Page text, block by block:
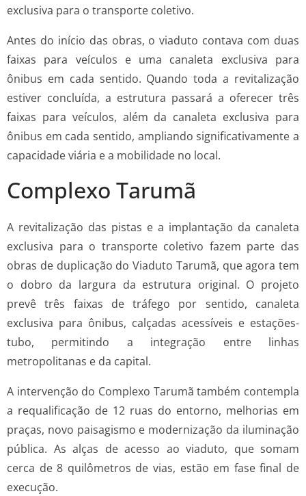
exclusiva para o transporte coletivo.
Antes do início das obras, o viaduto contava com duas
faixas para veículos e uma canaleta exclusiva para
ônibus em cada sentido. Quando toda a revitalização
estiver concluída, a estrutura passará a oferecer três
faixas para veículos, além da canaleta exclusiva para
ônibus em cada sentido, ampliando significativamente a
capacidade viária e a mobilidade no local.
Complexo Tarumã
A revitalização das pistas e a implantação da canaleta
exclusiva para o transporte coletivo fazem parte das
obras de duplicação do Viaduto Tarumã, que agora tem
o dobro da largura da estrutura original. O projeto
prevê três faixas de tráfego por sentido, canaleta
exclusiva para ônibus, calçadas acessíveis e estações-
tubo, permitindo a integração entre linhas
metropolitanas e da capital.
A intervenção do Complexo Tarumã também contempla
a requalificação de 12 ruas do entorno, melhorias em
praças, novo paisagismo e modernização da iluminação
pública. As alças de acesso ao viaduto, que somam
cerca de 8 quilômetros de vias, estão em fase final de
execução.